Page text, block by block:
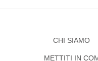
CHI SIAMO
METTITI IN